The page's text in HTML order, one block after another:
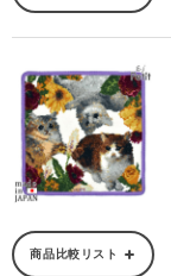
商品比較リスト